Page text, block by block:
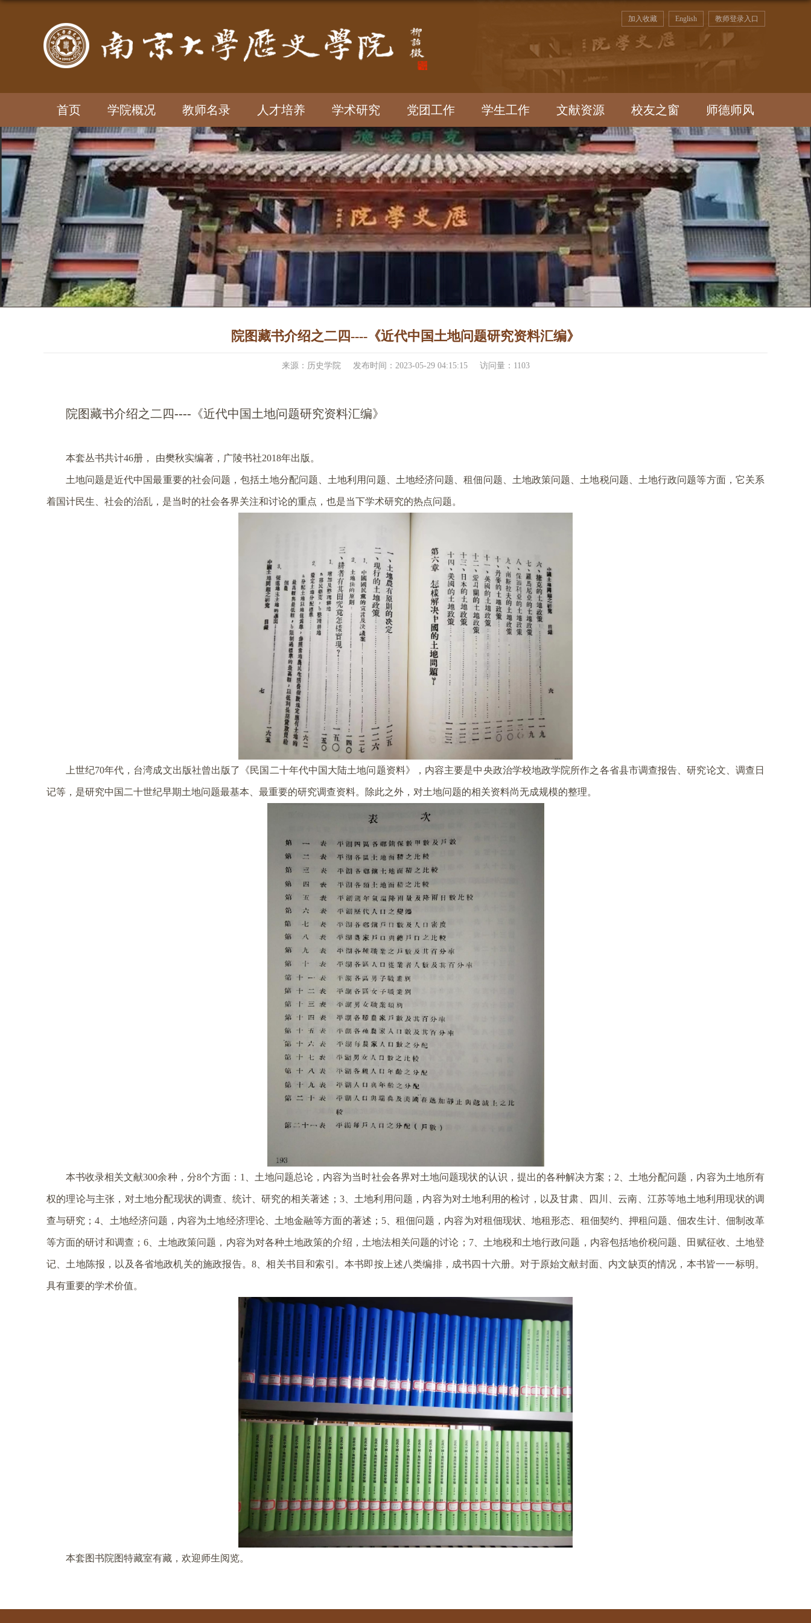
加入收藏 English 教师登录入口
首页 学院概况 教师名录 人才培养 学术研究 党团工作 学生工作 文献资源 校友之窗 师德师风
院图藏书介绍之二四----《近代中国土地问题研究资料汇编》
来源：历史学院 发布时间：2023-05-29 04:15:15 访问量： 1103
院图藏书介绍之二四---- 《近代中国土地问题研究资料汇编》
本套丛书共计46册， 由樊秋实编著，广陵书社2018年出版。
土地问题是近代中国最重要的社会问题，包括土地分配问题、土地利用问题、土地经济问题、租佃问题、土地政策问题、土地税问题、土地行政问题等方面，它关系
着国计民生、社会的治乱，是当时的社会各界关注和讨论的重点，也是当下学术研究的热点问题。
上世纪70年代，台湾成文出版社曾出版了《民国二十年代中国大陆土地问题资料》，内容主要是中央政治学校地政学院所作之各省县市调查报告、研究论文、调查日
记等，是研究中国二十世纪早期土地问题最基本、最重要的研究调查资料。除此之外，对土地问题的相关资料尚无成规模的整理。
本书收录相关文献300余种，分8个方面： 1 、土地问题总论，内容为当时社会各界对土地问题现状的认识，提出的各种解决方案； 2、土地分配问题，内容为土地所有
权的理论与主张，对土地分配现状的调查、统计、研究的相关著述； 3、土地利用问题，内容为对土地利用的检讨，以及甘肃、四川、云南、江苏等地土地利用现状的调
查与研究；4、土地经济问题，内容为土地经济理论、土地金融等方面的著述； 5、租佃问题，内容为对租佃现状、地租形态、租佃契约、押租问题、佃农生计、佃制改革
等方面的研讨和调查； 6、土地政策问题，内容为对各种土地政策的介绍，土地法相关问题的讨论； 7、土地税和土地行政问题，内容包括地价税问题、田赋征收、土地登
记、土地陈报，以及各省地政机关的施政报告。8、相关书目和索引。本书即按上述八类编排，成书四十六册。对于原始文献封面、内文缺页的情况，本书皆一一标明。
具有重要的学术价值。
本套图书院图特藏室有藏，欢迎师生阅览。